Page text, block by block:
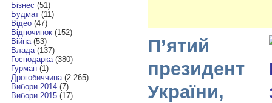
Бізнес (51)
Будмат(11)
Відео(47)
Відпочинок(152)
Війна(53)
Влада(137)
Господарка(380)
Гурман(1)
Дрогобиччина(2 265)
Вибори 2014(7)
Вибори 2015(17)
П’ятий
президент
України,